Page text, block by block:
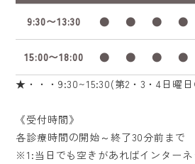
9:30〜13:30 ● ● ● ●
15:00〜18:00 ● ● ● ●
★・・・9:30~15:30(第2・3・4日曜
《受付時間》
各診療時間の開始～終了30分前まで
※1:当日でも空きがあればインター